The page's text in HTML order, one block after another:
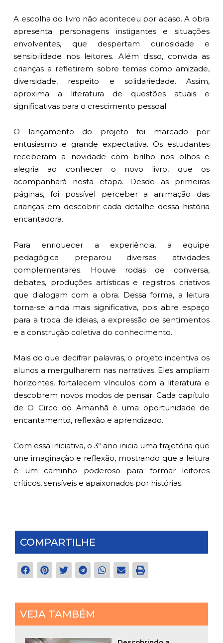
A escolha do livro não aconteceu por acaso. A obra
apresenta personagens instigantes e situações
envolventes, que despertam curiosidade e
sensibilidade nos leitores. Além disso, convida as
crianças a refletirem sobre temas como amizade,
diversidade, respeito e solidariedade. Assim,
aproxima a literatura de questões atuais e
significativas para o crescimento pessoal.
O lançamento do projeto foi marcado por
entusiasmo e grande expectativa. Os estudantes
receberam a novidade com brilho nos olhos e
alegria ao conhecer o novo livro, que os
acompanhará nesta etapa. Desde as primeiras
páginas, foi possível perceber a animação das
crianças em descobrir cada detalhe dessa história
encantadora.
Para enriquecer a experiência, a equipe
pedagógica preparou diversas atividades
complementares. Houve rodas de conversa,
debates, produções artísticas e registros criativos
que dialogam com a obra. Dessa forma, a leitura
torna-se ainda mais significativa, pois abre espaço
para a troca de ideias, a expressão de sentimentos
e a construção coletiva do conhecimento.
Mais do que decifrar palavras, o projeto incentiva os
alunos a mergulharem nas narrativas. Eles ampliam
horizontes, fortalecem vínculos com a literatura e
descobrem novos modos de pensar. Cada capítulo
de O Circo do Amanhã é uma oportunidade de
encantamento, reflexão e aprendizado.
Com essa iniciativa, o 3º ano inicia uma trajetória que
une imaginação e reflexão, mostrando que a leitura
é um caminho poderoso para formar leitores
críticos, sensíveis e apaixonados por histórias.
COMPARTILHE
VEJA TAMBÉM